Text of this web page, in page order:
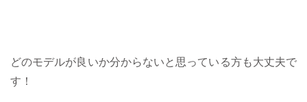
どのモデルが良いか分からないと思っている方も大丈夫で
す！